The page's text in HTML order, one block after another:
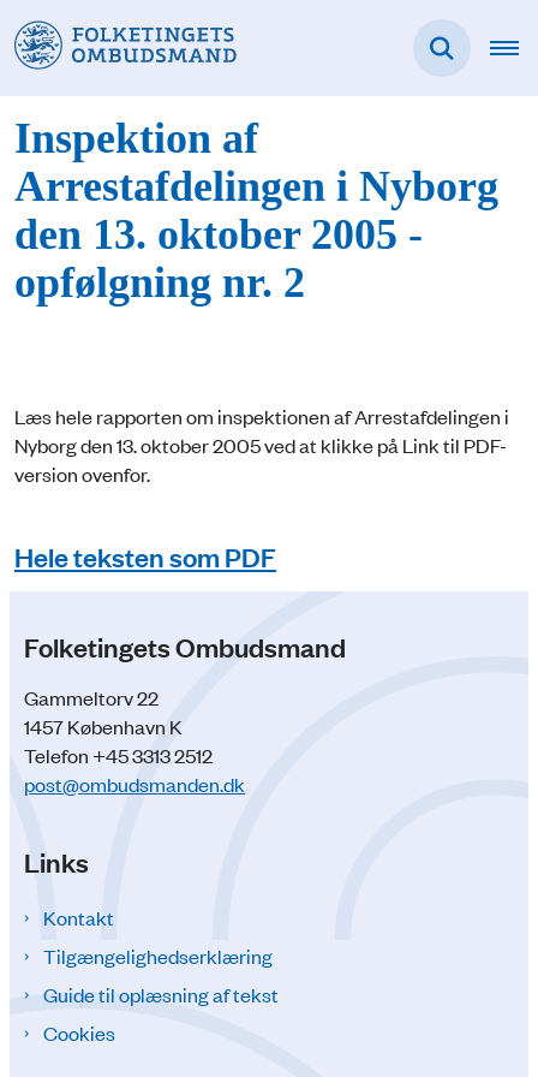
Inspektion af
Arrestafdelingen i Nyborg
den 13. oktober 2005 -
opfølgning nr. 2
Læs hele rapporten om inspektionen af Arrestafdelingen i
Nyborg den 13. oktober 2005 ved at klikke på Link til PDF-
version ovenfor.
Hele teksten som PDF
Folketingets Ombudsmand
Gammeltorv 22
1457 København K
Telefon +45 3313 2512
post@ombudsmanden.dk
Links
Kontakt
Tilgængelighedserklæring
Guide til oplæsning af tekst
Cookies